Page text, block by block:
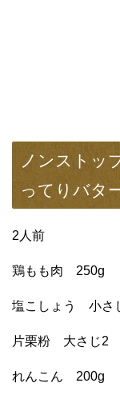
ノンストッ
ってりバタ
2人前
鶏もも肉 250g
塩こしょう 小さ
片栗粉 大さじ2
れんこん 200g